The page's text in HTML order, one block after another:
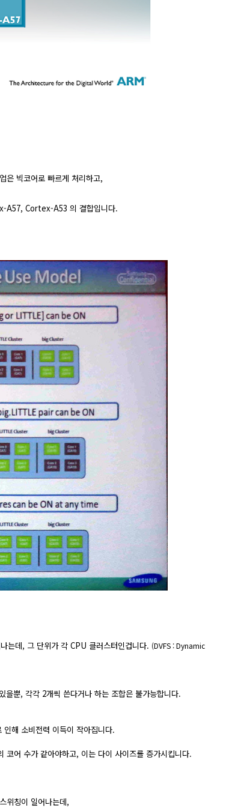
은 빅코어로 빠르게 처리하고,
A57, Cortex-A53 의 결합입니다.
는데, 그 단위가 각 CPU 클러스터인겁니다. (DVFS : Dynamic
뿐, 각각 2개씩 쓴다거나 하는 조합은 불가능합니다.
해 소비전력 이득이 작아집니다.
코어 수가 같아야하고, 이는 다이 사이즈를 증가시킵니다.
위칭이 일어나는데,